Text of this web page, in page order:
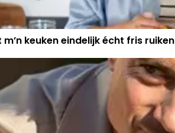
keuken eindelijk écht fris ruiken